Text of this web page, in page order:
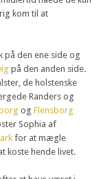
kom til at
på den ene side og
på den anden side.
de holstenske
Randers og
og Flensborg
Sophia af
for at mægle
koste hende livet.